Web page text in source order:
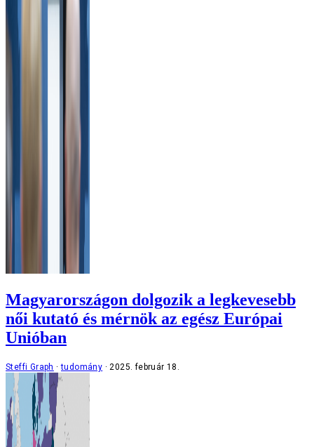
Magyarországon dolgozik a legkevesebb
női kutató és mérnök az egész Európai
Unióban
Steffi Graph tudomány 2025. február 18.